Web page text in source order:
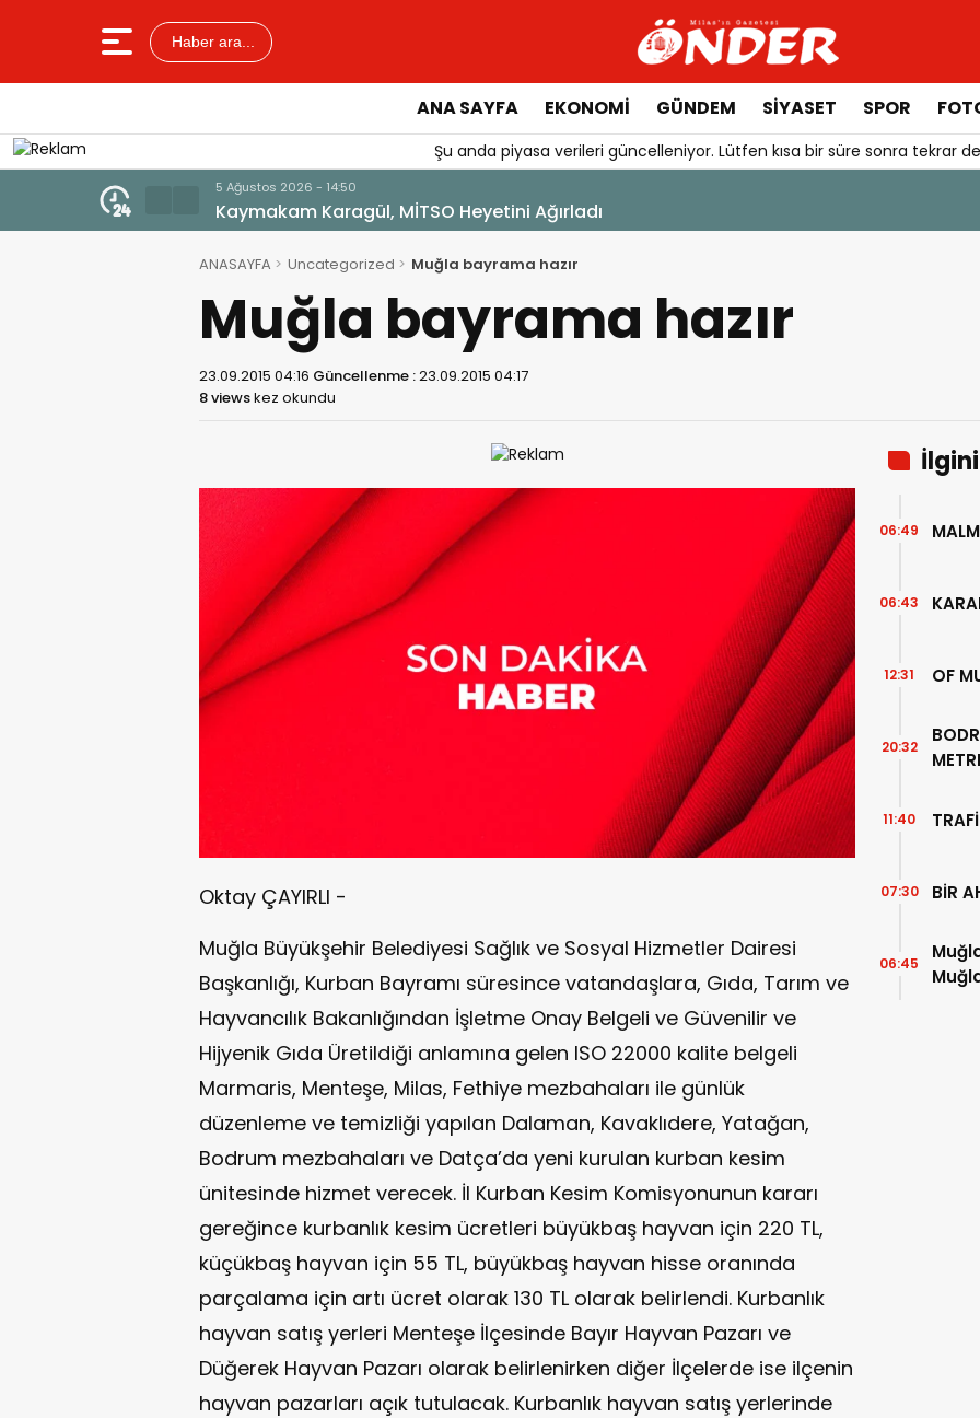
Haber ara...
ANA SAYFA EKONOMİ GÜNDEM SİYASET SPOR
Şu anda piyasa verileri güncelleniyor. Lütfen kısa bir süre sonra tekrar
5 Ağustos 2026 - 13:22
Sağlıklı Gelecek Anne Sütüyle Başlıyor
ANASAYFA Uncategorized Muğla bayrama hazır
Muğla bayrama hazır
23.09.2015 04:16 Güncellenme :23.09.2015 04:17
8 viewskez okundu
Oktay ÇAYIRLI -
Muğla Büyükşehir Belediyesi Sağlık ve Sosyal Hizmetler Dairesi
Başkanlığı, Kurban Bayramı süresince vatandaşlara, Gıda, Tarım ve
Hayvancılık Bakanlığından İşletme Onay Belgeli ve Güvenilir ve
Hijyenik Gıda Üretildiği anlamına gelen ISO 22000 kalite belgeli
Marmaris, Menteşe, Milas, Fethiye mezbahaları ile günlük
düzenleme ve temizliği yapılan Dalaman, Kavaklıdere, Yatağan,
Bodrum mezbahaları ve Datça’da yeni kurulan kurban kesim
ünitesinde hizmet verecek. İl Kurban Kesim Komisyonunun kararı
gereğince kurbanlık kesim ücretleri büyükbaş hayvan için 220 TL,
küçükbaş hayvan için 55 TL, büyükbaş hayvan hisse oranında
parçalama için artı ücret olarak 130 TL olarak belirlendi. Kurbanlık
hayvan satış yerleri Menteşe İlçesinde Bayır Hayvan Pazarı ve
Düğerek Hayvan Pazarı olarak belirlenirken diğer İlçelerde ise ilçenin
hayvan pazarları açık tutulacak. Kurbanlık hayvan satış yerlerinde
06:49
06:43
OF
12:31
20:32
11:40
BİR
07:30
06:45